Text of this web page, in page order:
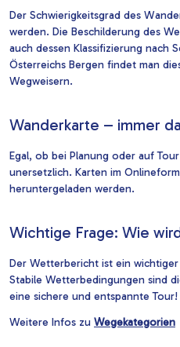
Der Schwierigkeitsgrad des
werden. Die Beschilderung des
auch dessen Klassifizierung nach
Österreichs Bergen findet man
Wegweisern.
Wanderkarte – immer
Egal, ob bei Planung oder auf
unersetzlich. Karten im
heruntergeladen werden.
Wichtige Frage: Wie
Der Wetterbericht ist ein
Stabile Wetterbedingungen sind
eine sichere und entspannte Tour!
Weitere Infos zu Wegekategorien